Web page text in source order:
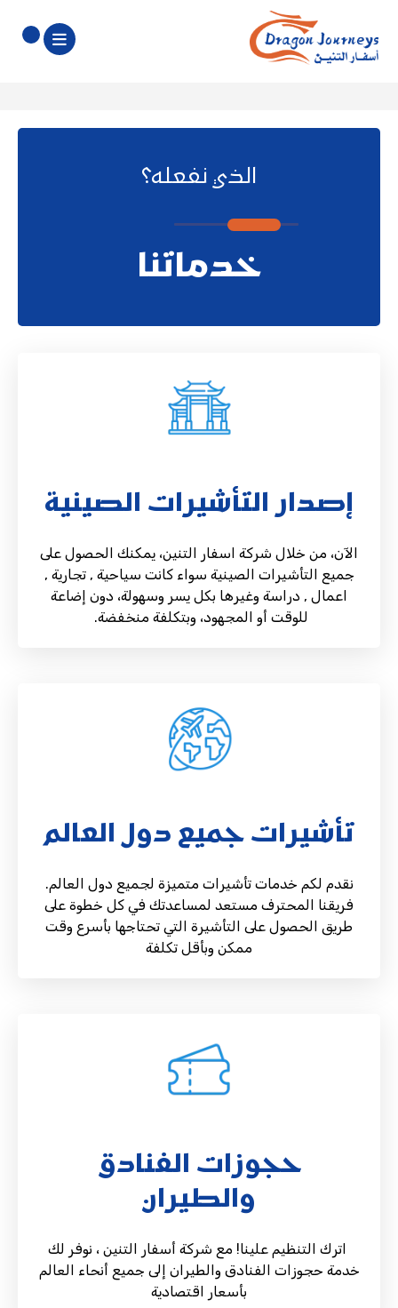
الذي نفعله؟
خدماتنا
إصدار التأشيرات الصينية
الآن، من خلال شركة اسفار التنين، يمكنك الحصول على
جميع التأشيرات الصينية سواء كانت سياحية , تجارية ,
اعمال , دراسة وغيرها بكل يسر وسهولة، دون إضاعة
للوقت أو المجهود، وبتكلفة منخفضة.
تأشيرات جميع دول العالم
نقدم لكم خدمات تأشيرات متميزة لجميع دول العالم.
فريقنا المحترف مستعد لمساعدتك في كل خطوة على
طريق الحصول على التأشيرة التي تحتاجها بأسرع وقت
ممكن وبأقل تكلفة
حجوزات الفنادق
والطيران
اترك التنظيم علينا! مع شركة أسفار التنين ، نوفر لك
خدمة حجوزات الفنادق والطيران إلى جميع أنحاء العالم
بأسعار اقتصادية